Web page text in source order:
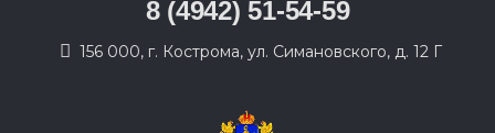
8 (4942) 51-54-59
156 000, г. Кострома, ул. Симановского, д. 12 Г